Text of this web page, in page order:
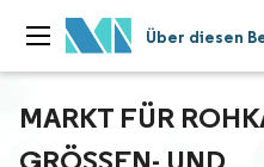
Über diesen
MARKT FÜR
GRÖSSEN- UND M